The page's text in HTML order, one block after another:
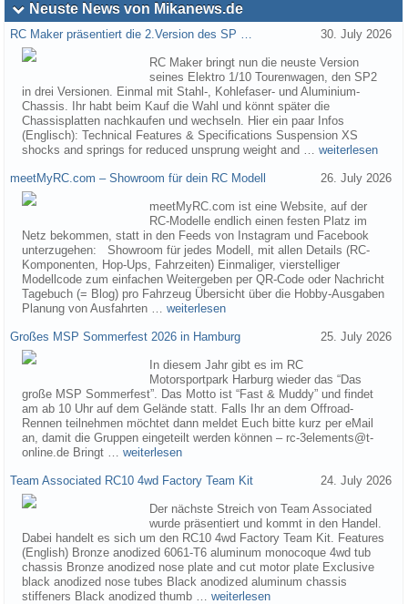
Neuste News von Mikanews.de
RC Maker präsentiert die 2.Version des SP … 30. July 2026
RC Maker bringt nun die neuste Version
seines Elektro 1/10 Tourenwagen, den SP2
in drei Versionen. Einmal mit Stahl-, Kohlefaser- und Aluminium-
Chassis. Ihr habt beim Kauf die Wahl und könnt später die
Chassisplatten nachkaufen und wechseln. Hier ein paar Infos
(Englisch): Technical Features & Specifications Suspension XS
shocks and springs for reduced unsprung weight and … weiterlesen
meetMyRC.com – Showroom für dein RC Modell 26. July 2026
meetMyRC.com ist eine Website, auf der
RC-Modelle endlich einen festen Platz im
Netz bekommen, statt in den Feeds von Instagram und Facebook
unterzugehen: Showroom für jedes Modell, mit allen Details (RC-
Komponenten, Hop-Ups, Fahrzeiten) Einmaliger, vierstelliger
Modellcode zum einfachen Weitergeben per QR-Code oder Nachricht
Tagebuch (= Blog) pro Fahrzeug Übersicht über die Hobby-Ausgaben
Planung von Ausfahrten … weiterlesen
Großes MSP Sommerfest 2026 in Hamburg 25. July 2026
In diesem Jahr gibt es im RC
Motorsportpark Harburg wieder das “Das
große MSP Sommerfest”. Das Motto ist “Fast & Muddy” und findet
am ab 10 Uhr auf dem Gelände statt. Falls Ihr an dem Offroad-
Rennen teilnehmen möchtet dann meldet Euch bitte kurz per eMail
an, damit die Gruppen eingeteilt werden können – rc-3elements@t-
online.de Bringt … weiterlesen
Team Associated RC10 4wd Factory Team Kit 24. July 2026
Der nächste Streich von Team Associated
wurde präsentiert und kommt in den Handel.
Dabei handelt es sich um den RC10 4wd Factory Team Kit. Features
(English) Bronze anodized 6061-T6 aluminum monocoque 4wd tub
chassis Bronze anodized nose plate and cut motor plate Exclusive
black anodized nose tubes Black anodized aluminum chassis
stiffeners Black anodized thumb … weiterlesen